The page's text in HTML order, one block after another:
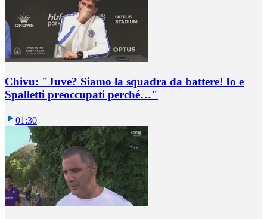
Chivu: "Juve? Siamo la squadra da battere! Io e
Spalletti preoccupati perché…"
01:30